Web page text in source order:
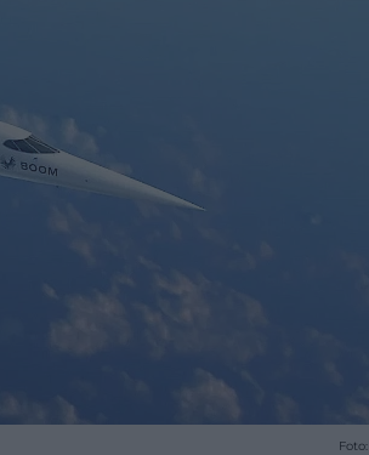
Foto: